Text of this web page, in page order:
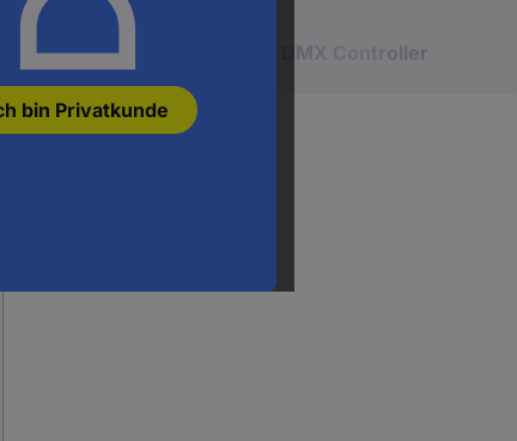
bin Privatkunde
Lichttechnik, Bühnentechnik DMX Controller